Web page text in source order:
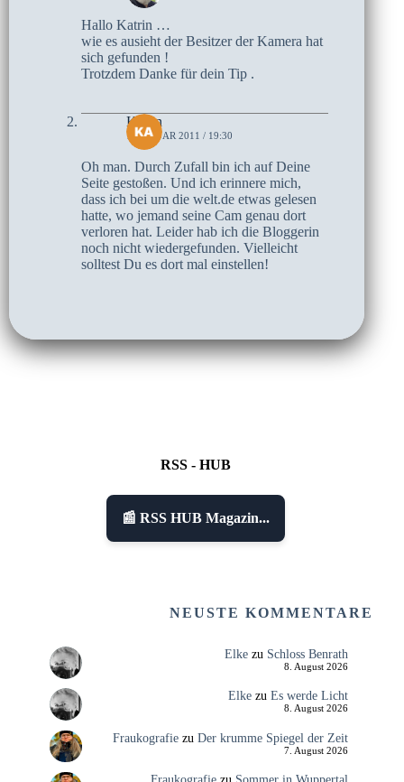
Hallo Katrin …
wie es ausieht der Besitzer der Kamera hat
sich gefunden !
Trotzdem Danke für dein Tip .
Katrin
1. JANUAR 2011 / 19:30
Oh man. Durch Zufall bin ich auf Deine
Seite gestoßen. Und ich erinnere mich,
dass ich bei um die welt.de etwas gelesen
hatte, wo jemand seine Cam genau dort
verloren hat. Leider hab ich die Bloggerin
noch nicht wiedergefunden. Vielleicht
solltest Du es dort mal einstellen!
RSS - HUB
📰 RSS HUB Magazin...
NEUSTE KOMMENTARE
Elkezu Schloss Benrath
8. August 2026
Elkezu Es werde Licht
8. August 2026
Fraukografiezu Der krumme Spiegel der Zeit
7. August 2026
Fraukografiezu Sommer in Wuppertal